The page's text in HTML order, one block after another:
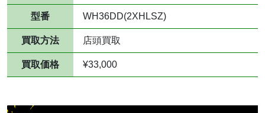
型番 WH36DD(2XHLSZ)
買取方法 店頭買取
買取価格 ¥33,000